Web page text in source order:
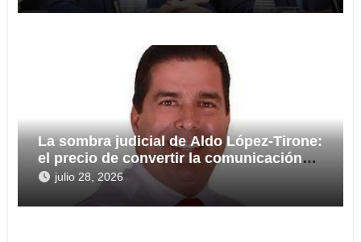
La sombra judicial de Aldo López-Tirone:
el precio de convertir la comunicación
en arma
julio 28, 2026